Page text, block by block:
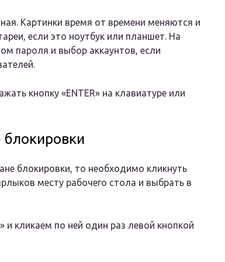
Картинки время от времени меняются и
если это ноутбук или планшет. На
пароля и выбор аккаунтов, если
кнопку «ENTER» на клавиатуре или
блокировки
блокировки, то необходимо кликнуть
месту рабочего стола и выбрать в
кликаем по ней один раз левой кнопкой